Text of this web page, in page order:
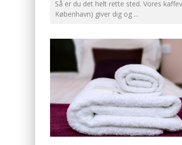
Så er du det helt rette sted. Vores
København) giver dig og ...